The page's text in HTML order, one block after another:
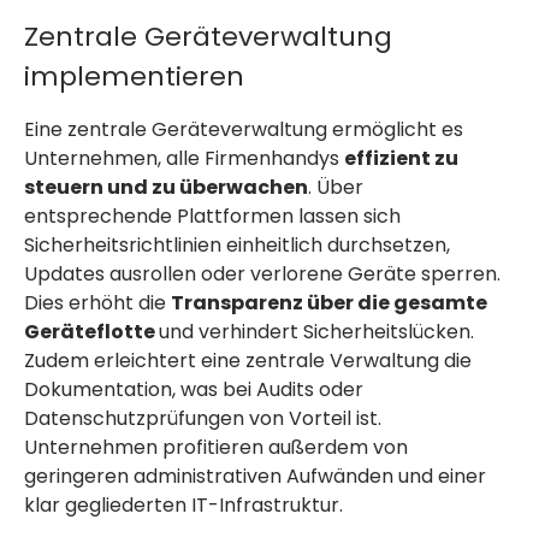
Zentrale Geräteverwaltung
implementieren
Eine zentrale Geräteverwaltung ermöglicht es
Unternehmen, alle Firmenhandys effizient zu
steuern und zu überwachen. Über
entsprechende Plattformen lassen sich
Sicherheitsrichtlinien einheitlich durchsetzen,
Updates ausrollen oder verlorene Geräte sperren.
Dies erhöht die Transparenz über die gesamte
Geräteflotteund verhindert Sicherheitslücken.
Zudem erleichtert eine zentrale Verwaltung die
Dokumentation, was bei Audits oder
Datenschutzprüfungen von Vorteil ist.
Unternehmen profitieren außerdem von
geringeren administrativen Aufwänden und einer
klar gegliederten IT-Infrastruktur.